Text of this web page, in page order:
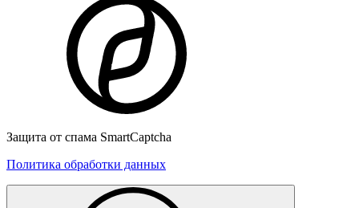
Защита от спама SmartCaptcha
Политика обработки данных